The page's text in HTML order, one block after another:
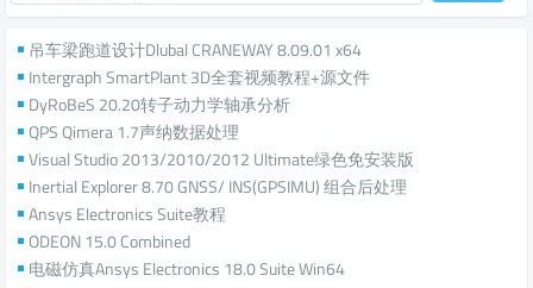
吊车梁跑道设计Dlubal CRANEWAY 8.09.01 x64
Intergraph SmartPlant 3D全套视频教程+源文件
DyRoBeS 20.20转子动力学轴承分析
QPS Qimera 1.7声纳数据处理
Visual Studio 2013/2010/2012 Ultimate绿色免安装版
Inertial Explorer 8.70 GNSS/ INS(GPSIMU) 组合后处理
Ansys Electronics Suite教程
ODEON 15.0 Combined
电磁仿真Ansys Electronics 18.0 Suite Win64